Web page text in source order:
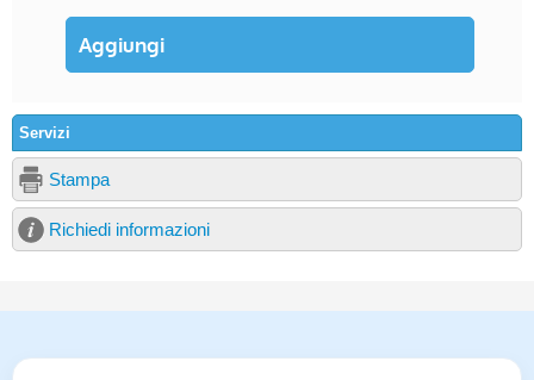
Servizi
Stampa
Richiedi informazioni